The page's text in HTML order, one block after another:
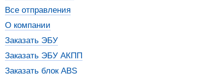
Все отправления
О компании
Заказать ЭБУ
Заказать ЭБУ АКПП
Заказать блок ABS